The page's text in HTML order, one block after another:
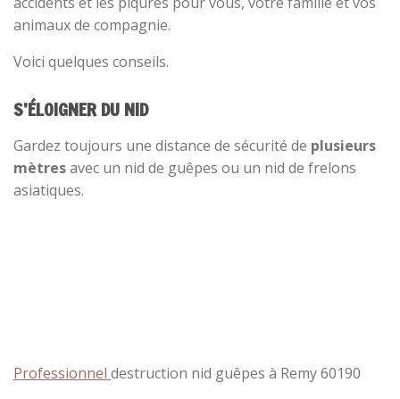
animaux de compagnie.
Voici quelques conseils.
S’ÉLOIGNER DU NID
Gardez toujours une distance de sécurité de plusieurs
mètresavec un nid de guêpes ou un nid de frelons
asiatiques.
Professionnel destruction nid guêpes à Remy 60190